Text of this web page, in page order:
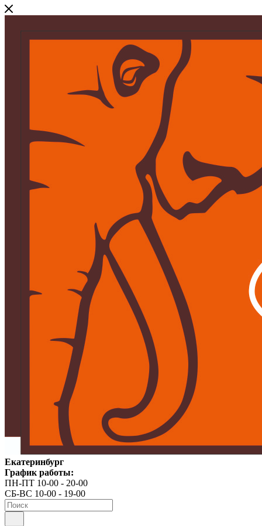
Екатеринбург
График работы:
ПН-ПТ 10-00 - 20-00
СБ-ВС 10-00 - 19-00